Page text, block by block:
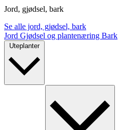
Jord, gjødsel, bark
Se alle jord, gjødsel, bark
Jord Gjødsel og plantenæring Bark
Uteplanter